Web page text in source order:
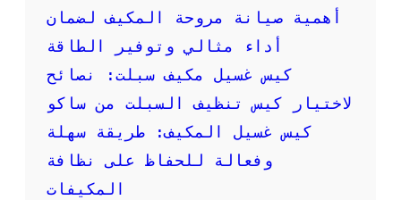
د
م
ا
ت
ع
ا
ل
ي
ة
أهمية صيانة مروحة المكيف لضمان
أداء مثالي وتوفير الطاقة
كيس غسيل مكيف سبلت: نصائح
لاختيار كيس تنظيف السبلت من ساكو
كيس غسيل المكيف: طريقة سهلة
وفعالة للحفاظ على نظافة
المكيفات